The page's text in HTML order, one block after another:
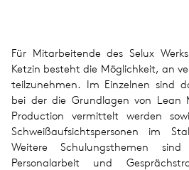
Für Mitarbeitende des Selux
Ketzin besteht die Möglichkeit, an
teilzunehmen. Im Einzelnen sind
bei der die Grundlagen von Lean
Production vermittelt werden
Schweißaufsichtspersonen im
Weitere Schulungsthemen
Personalarbeit und